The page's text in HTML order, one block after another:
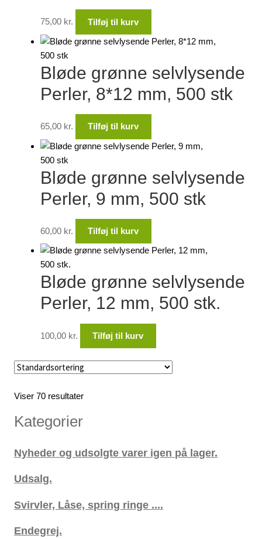
75,00 kr. Tilføj til kurv
Bløde grønne selvlysende
Perler, 8*12 mm, 500 stk
65,00 kr. Tilføj til kurv
Bløde grønne selvlysende
Perler, 9 mm, 500 stk
60,00 kr. Tilføj til kurv
Bløde grønne selvlysende
Perler, 12 mm, 500 stk.
100,00 kr. Tilføj til kurv
Viser 70 resultater
Kategorier
Nyheder og udsolgte varer igen på lager.
Udsalg.
Svirvler, Låse, spring ringe ....
Endegrej.